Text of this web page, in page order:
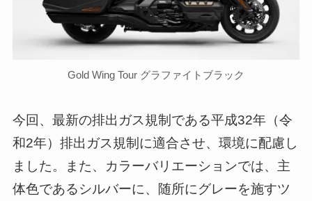
Gold Wing Tour グラファイトブラック
今回、最新の排出ガス規制である平成32年（令
和2年）排出ガス規制に適合させ、環境に配慮し
ました。また、カラーバリエーションでは、主
体色であるシルバーに、随所にグレーを施すツ